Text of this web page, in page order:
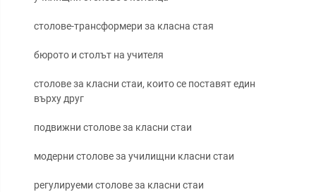
столове-трансформери за класна стая
бюрото и столът на учителя
столове за класни стаи, които се поставят един
върху друг
подвижни столове за класни стаи
модерни столове за училищни класни стаи
регулируеми столове за класни стаи